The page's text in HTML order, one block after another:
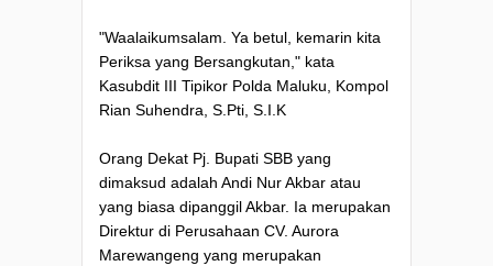
"Waalaikumsalam. Ya betul, kemarin kita
Periksa yang Bersangkutan," kata
Kasubdit III Tipikor Polda Maluku, Kompol
Rian Suhendra, S.Pti, S.I.K
Orang Dekat Pj. Bupati SBB yang
dimaksud adalah Andi Nur Akbar atau
yang biasa dipanggil Akbar. Ia merupakan
Direktur di Perusahaan CV. Aurora
Marewangeng yang merupakan